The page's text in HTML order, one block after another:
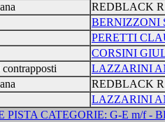
REDBLACK
BERNIZZONI
PERETTI
CORSINI
LAZZARINI
REDBLACK
LAZZARINI
CATEGORIE: G-E m/f -